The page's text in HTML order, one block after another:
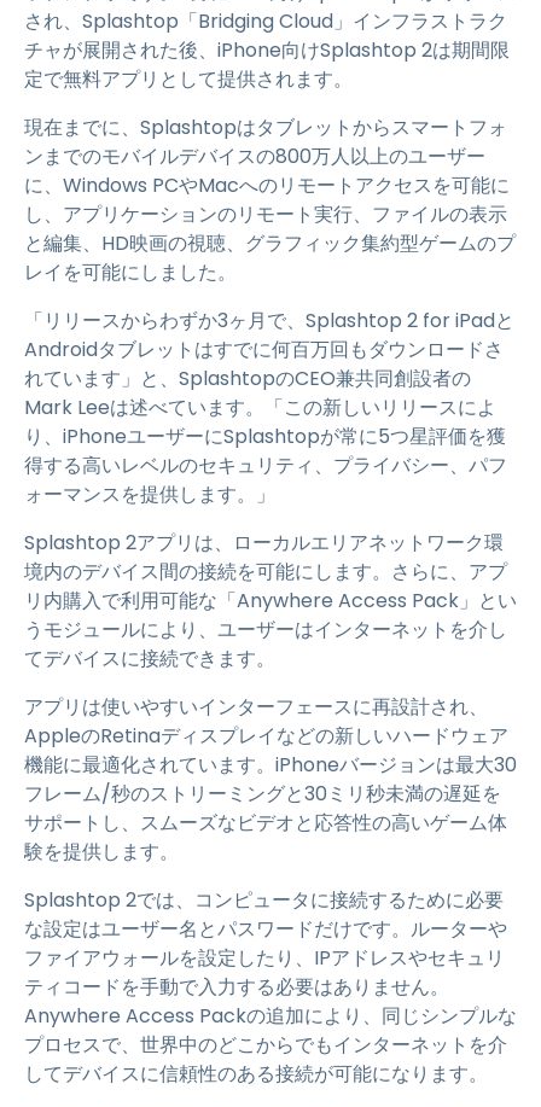
され、Splashtop「Bridging Cloud」インフラストラク
チャが展開された後、iPhone向けSplashtop 2は期間限
定で無料アプリとして提供されます。
現在までに、Splashtopはタブレットからスマートフォ
ンまでのモバイルデバイスの800万人以上のユーザー
に、Windows PCやMacへのリモートアクセスを可能に
し、アプリケーションのリモート実行、ファイルの表示
と編集、HD映画の視聴、グラフィック集約型ゲームのプ
レイを可能にしました。
「リリースからわずか3ヶ月で、Splashtop 2 for iPadと
Androidタブレットはすでに何百万回もダウンロードさ
れています」と、SplashtopのCEO兼共同創設者の
Mark Leeは述べています。「この新しいリリースによ
り、iPhoneユーザーにSplashtopが常に5つ星評価を獲
得する高いレベルのセキュリティ、プライバシー、パフ
ォーマンスを提供します。」
Splashtop 2アプリは、ローカルエリアネットワーク環
境内のデバイス間の接続を可能にします。さらに、アプ
リ内購入で利用可能な「Anywhere Access Pack」とい
うモジュールにより、ユーザーはインターネットを介し
てデバイスに接続できます。
アプリは使いやすいインターフェースに再設計され、
AppleのRetinaディスプレイなどの新しいハードウェア
機能に最適化されています。iPhoneバージョンは最大30
フレーム/秒のストリーミングと30ミリ秒未満の遅延を
サポートし、スムーズなビデオと応答性の高いゲーム体
験を提供します。
Splashtop 2では、コンピュータに接続するために必要
な設定はユーザー名とパスワードだけです。ルーターや
ファイアウォールを設定したり、IPアドレスやセキュリ
ティコードを手動で入力する必要はありません。
Anywhere Access Packの追加により、同じシンプルな
プロセスで、世界中のどこからでもインターネットを介
してデバイスに信頼性のある接続が可能になります。